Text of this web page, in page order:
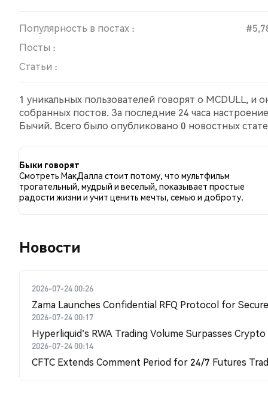
Популярность в постах :
Посты :
Статьи :
1 уникальных пользователей говорят о MCDULL,
собранных постов. За последние 24 часа
Бычий. Всего было опубликовано 0 новостных
Быки говорят
Смотреть МакДалла стоит потому, что мультфильм
трогательный, мудрый и веселый, показывает простые
радости жизни и учит ценить мечты, семью и доброту.
Новости
2026-07-24 00:26
Zama Launches Confidential RFQ Protocol for
2026-07-24 00:17
Hyperliquid's RWA Trading Volume Surpasses
2026-07-24 00:14
CFTC Extends Comment Period for 24/7 Futures